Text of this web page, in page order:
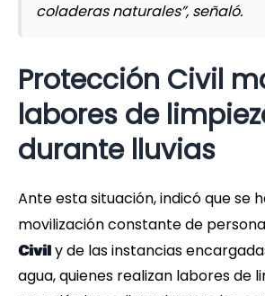
coladeras naturales”, señaló.
Protección Civil
labores de
durante lluvias
Ante esta situación, indicó que se
movilización constante de
Civil y de las instancias
agua, quienes realizan labores de